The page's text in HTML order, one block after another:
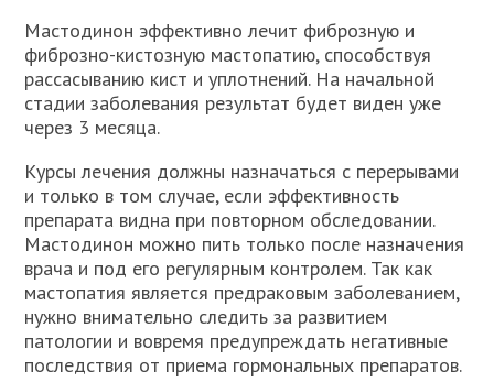
Мастодинон эффективно лечит фиброзную и
фиброзно-кистозную мастопатию, способствуя
рассасыванию кист и уплотнений. На начальной
стадии заболевания результат будет виден уже
через 3 месяца.
Курсы лечения должны назначаться с перерывами
и только в том случае, если эффективность
препарата видна при повторном обследовании.
Мастодинон можно пить только после назначения
врача и под его регулярным контролем. Так как
мастопатия является предраковым заболеванием,
нужно внимательно следить за развитием
патологии и вовремя предупреждать негативные
последствия от приема гормональных препаратов.